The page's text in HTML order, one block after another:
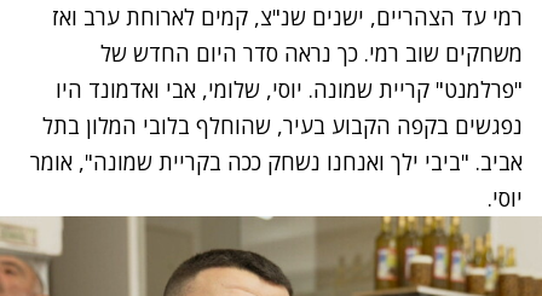
רמי עד הצהריים, ישנים שנ"צ, קמים לארוחת ערב ואז
משחקים שוב רמי. כך נראה סדר היום החדש של
"פרלמנט" קריית שמונה. יוסי, שלומי, אבי ואדמונד היו
נפגשים בקפה הקבוע בעיר, שהוחלף בלובי המלון בתל
אביב. "ביבי ילך ואנחנו נשחק ככה בקריית שמונה", אומר
יוסי.